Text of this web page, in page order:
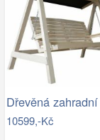
10599,-Kč